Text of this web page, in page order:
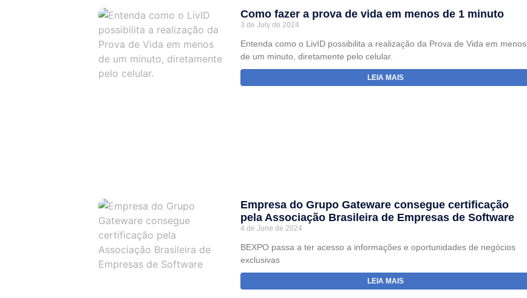
Como fazer a prova de vida em menos de 1 minuto
3 de July de 2024
Entenda como o LivID possibilita a realização da Prova de Vida em menos
de um minuto, diretamente pelo celular.
LEIA MAIS
Empresa do Grupo Gateware consegue certificação
pela Associação Brasileira de Empresas de Software
4 de June de 2024
BEXPO passa a ter acesso a informações e oportunidades de negócios
exclusivas
LEIA MAIS